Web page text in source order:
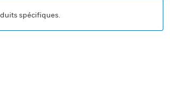
spécifiques.